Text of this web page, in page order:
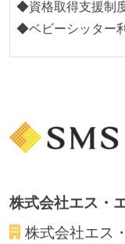
外国籍の開発メ
待遇・福利厚生
受動喫煙防止措
◆資格取得支援制
◆ベビーシッター
株式会社エス・
株式会社エス